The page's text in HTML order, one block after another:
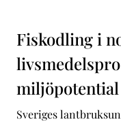
Fiskodling i
miljöpotential
Sveriges